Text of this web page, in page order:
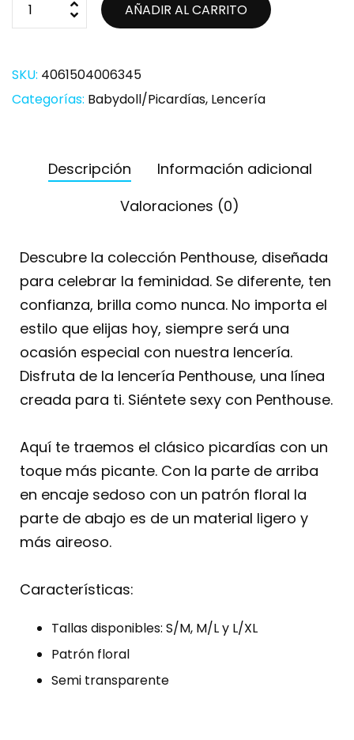
AÑADIR AL CARRITO
SKU: 4061504006345
Categorías: Babydoll/Picardías, Lencería
Descripción
Información adicional
Valoraciones (0)
Descubre la colección Penthouse, diseñada
para celebrar la feminidad. Se diferente, ten
confianza, brilla como nunca. No importa el
estilo que elijas hoy, siempre será una
ocasión especial con nuestra lencería.
Disfruta de la lencería Penthouse, una línea
creada para ti. Siéntete sexy con Penthouse.
Aquí te traemos el clásico picardías con un
toque más picante. Con la parte de arriba
en encaje sedoso con un patrón floral la
parte de abajo es de un material ligero y
más aireoso.
Características:
Tallas disponibles: S/M, M/L y L/XL
Patrón floral
Semi transparente